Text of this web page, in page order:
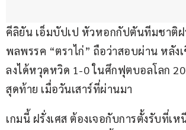
คีลิยัน เอ็มบัปเป หัวหอกกัปตันทีมชาติฝ
พลพรรค “ตราไก่” ถือว่าสอบผ่าน หลัง
ลงได้หวุดหวิด 1-0 ในศึกฟุตบอลโลก
สุดท้าย เมื่อวันเสาร์ที่ผ่านมา
เกมนี้ ฝรั่งเศส ต้องเจอกับการตั้งรับที่เ